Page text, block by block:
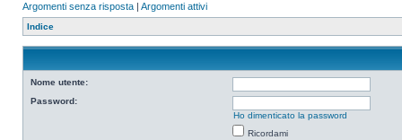
Argomenti senza risposta | Argomenti attivi
Indice
Nome utente:
Password:
Ho dimenticato la password
Ricordami